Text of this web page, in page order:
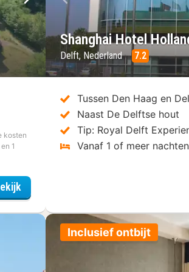
Volgende foto
kosten
1
Vorige foto
Shanghai Hotel
Delft, Nederland 7.2
Tussen Den Haag en
Naast De Delftse hout
Tip: Royal Delft
Vanaf 1 of meer nachten
Inclusief ontbijt